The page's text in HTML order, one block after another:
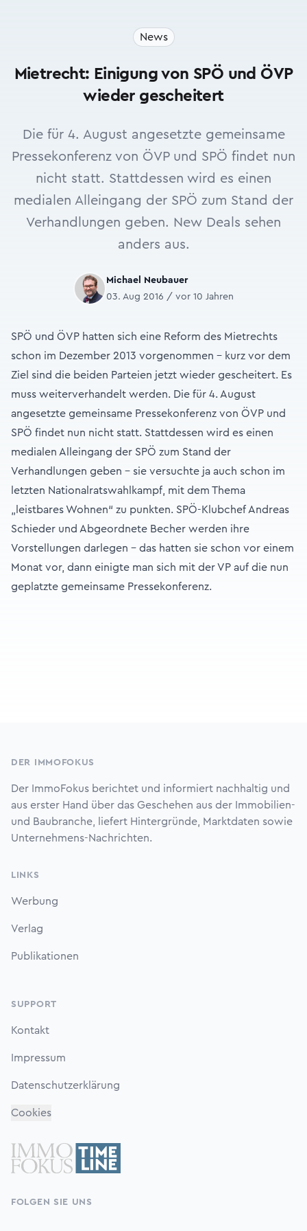
News
Mietrecht: Einigung von SPÖ und ÖVP
wieder gescheitert
Die für 4. August angesetzte gemeinsame
Pressekonferenz von ÖVP und SPÖ findet nun
nicht statt. Stattdessen wird es einen
medialen Alleingang der SPÖ zum Stand der
Verhandlungen geben. New Deals sehen
anders aus.
Michael Neubauer
03. Aug 2016 / vor 10 Jahren
SPÖ und ÖVP hatten sich eine Reform des Mietrechts
schon im Dezember 2013 vorgenommen - kurz vor dem
Ziel sind die beiden Parteien jetzt wieder gescheitert. Es
muss weiterverhandelt werden. Die für 4. August
angesetzte gemeinsame Pressekonferenz von ÖVP und
SPÖ findet nun nicht statt. Stattdessen wird es einen
medialen Alleingang der SPÖ zum Stand der
Verhandlungen geben - sie versuchte ja auch schon im
letzten Nationalratswahlkampf, mit dem Thema
„leistbares Wohnen“ zu punkten. SPÖ-Klubchef Andreas
Schieder und Abgeordnete Becher werden ihre
Vorstellungen darlegen - das hatten sie schon vor einem
Monat vor, dann einigte man sich mit der VP auf die nun
geplatzte gemeinsame Pressekonferenz.
DER IMMOFOKUS
Der ImmoFokus berichtet und informiert nachhaltig und
aus erster Hand über das Geschehen aus der Immobilien-
und Baubranche, liefert Hintergründe, Marktdaten sowie
Unternehmens-Nachrichten.
LINKS
Werbung
Verlag
Publikationen
SUPPORT
Kontakt
Impressum
Datenschutzerklärung
Cookies
FOLGEN SIE UNS